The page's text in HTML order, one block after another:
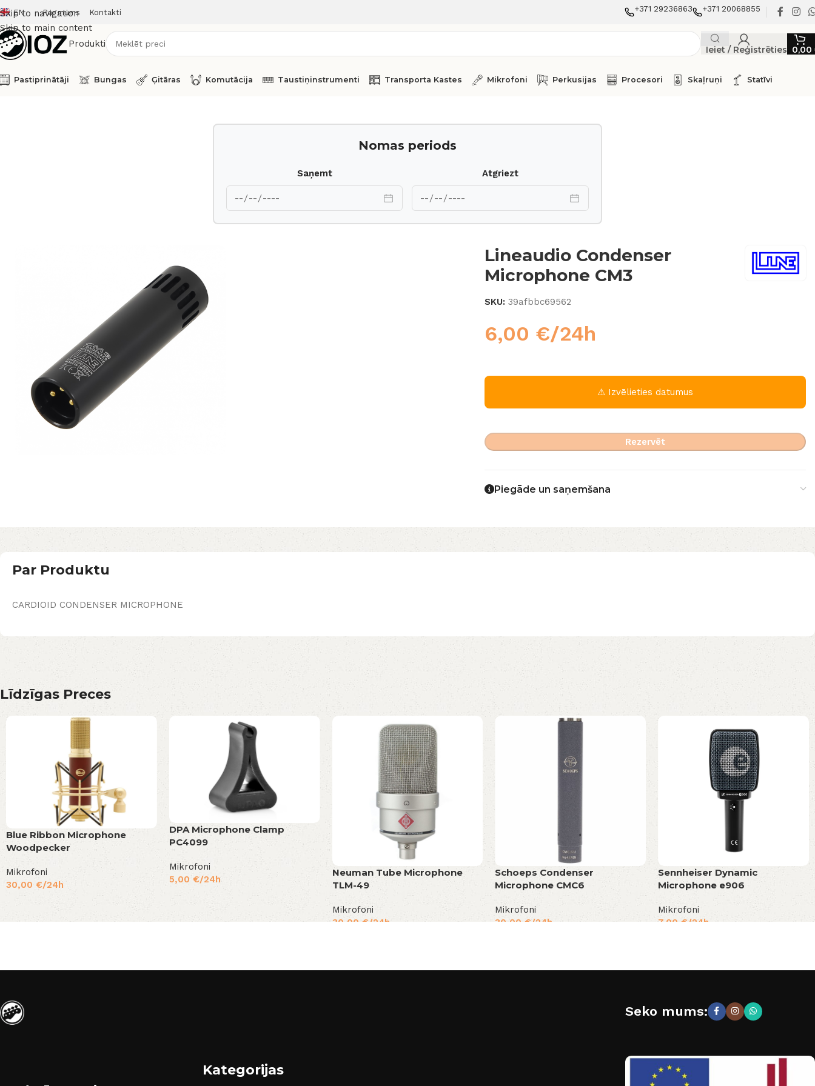
Skip to navigation
Skip to main content
EN Par mums Kontakti +371 29236863 +371 20068855
Produkti
Ieiet / Reģistrēties 0,00
Pastiprinātāji Bungas Ģitāras Komutācija Taustiņinstrumenti Transporta Kastes Mikrofoni Perkusijas Procesori Skaļruņi Statīvi
Nomas periods
Saņemt Atgriezt
Lineaudio Condenser
Microphone CM3
SKU: 39afbbc69562
6,00 €/24h
⚠ Izvēlieties datumus
Rezervēt
Piegāde un saņemšana
Par Produktu
CARDIOID CONDENSER MICROPHONE
Līdzīgas Preces
Blue Ribbon Microphone
Woodpecker
Mikrofoni
30,00 €/24h
DPA Microphone Clamp
PC4099
Mikrofoni
5,00 €/24h
Neuman Tube Microphone
TLM-49
Mikrofoni
30,00€/24h
Schoeps Condenser
Microphone CMC6
Mikrofoni
30,00€/24h
Sennheiser Dynamic
Microphone e906
Mikrofoni
7,00€/24h
Kategorijas
Seko mums: